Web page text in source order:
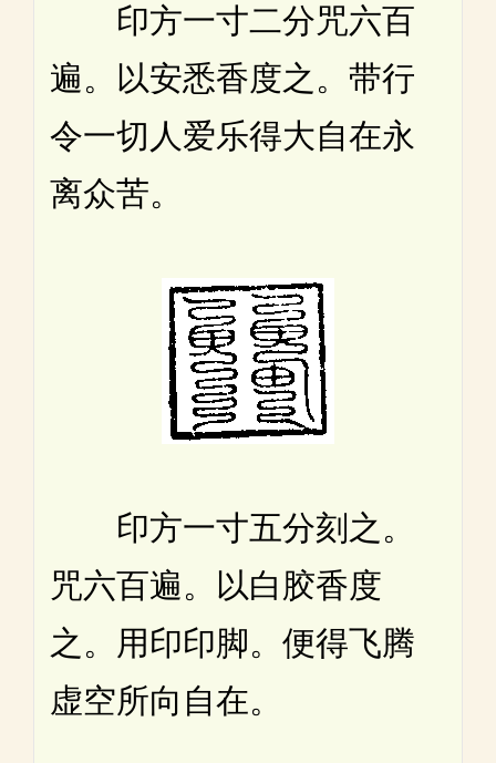
印方一寸二分咒六百
遍。以安悉香度之。带行
令一切人爱乐得大自在永
离众苦。
印方一寸五分刻之。
咒六百遍。以白胶香度
之。用印印脚。便得飞腾
虚空所向自在。